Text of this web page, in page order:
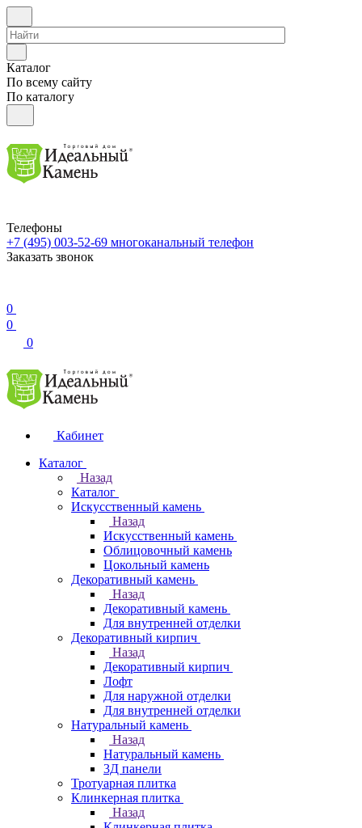
Каталог
По всему сайту
По каталогу
Телефоны
+7 (495) 003-52-69 многоканальный телефон
Заказать звонок
0
0
0
Кабинет
Каталог
Назад
Каталог
Искусственный камень
Назад
Искусственный камень
Облицовочный камень
Цокольный камень
Декоративный камень
Назад
Декоративный камень
Для внутренней отделки
Декоративный кирпич
Назад
Декоративный кирпич
Лофт
Для наружной отделки
Для внутренней отделки
Натуральный камень
Назад
Натуральный камень
3Д панели
Тротуарная плитка
Клинкерная плитка
Назад